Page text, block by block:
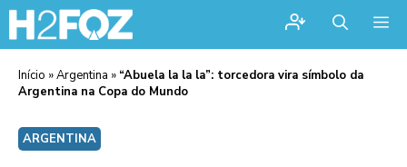
Início »Argentina » “Abuela la la la”: torcedora vira símbolo da
Argentina na Copa do Mundo
ARGENTINA